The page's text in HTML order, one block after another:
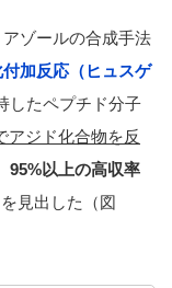
ゾールの合成手法
加反応（ヒュスゲ
したペプチド分子
アジド化合物を反
95%以上の高収率
見出した（図